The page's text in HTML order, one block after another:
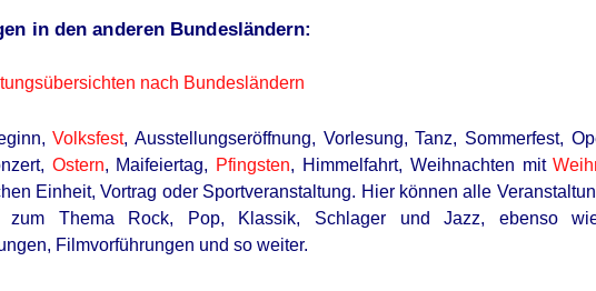
in den anderen Bundesländern:
nach Bundesländern
Volksfest, Ausstellungseröffnung, Vorlesung, Tanz, Sommerfest,
Ostern, Maifeiertag, Pfingsten, Himmelfahrt, Weihnachten mit
Einheit, Vortrag oder Sportveranstaltung. Hier können alle
zum Thema Rock, Pop, Klassik, Schlager und Jazz, ebenso wie
Filmvorführungen und so weiter.